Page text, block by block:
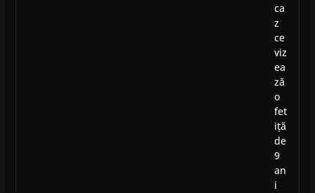
ca
z
ce
viz
ea
ză
o
fet
iță
de
9
an
i